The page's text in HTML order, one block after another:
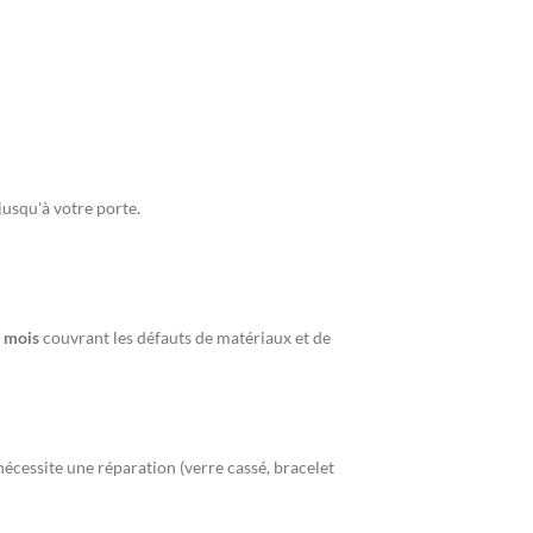
votre porte.
moiscouvrant les défauts de matériaux et de
une réparation (verre cassé, bracelet